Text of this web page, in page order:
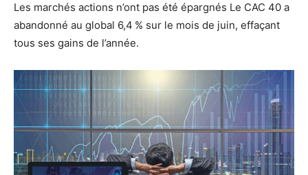
Les marchés actions n’ont pas été épargnés Le CAC 40 a
abandonné au global 6,4 % sur le mois de juin, effaçant
tous ses gains de l’année.